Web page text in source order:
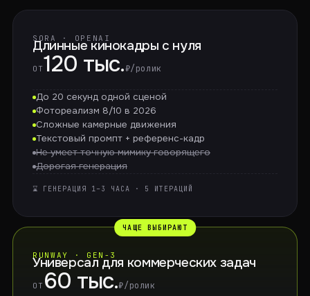
SORA · OPENAI
Длинные кинокадры с нуля
ОТ120 тыс.₽/ролик
До 20 секунд одной сценой
Фотореализм 8/10 в 2026
Сложные камерные движения
Текстовый промпт + референс-кадр
Не умеет точную мимику говорящего
Дорогая генерация
⌛ ГЕНЕРАЦИЯ 1–3 ЧАСА · 5 ИТЕРАЦИЙ
ЧАЩЕ ВЫБИРАЮТ
RUNWAY · GEN-3
Универсал для коммерческих задач
ОТ 60 тыс.₽/ролик